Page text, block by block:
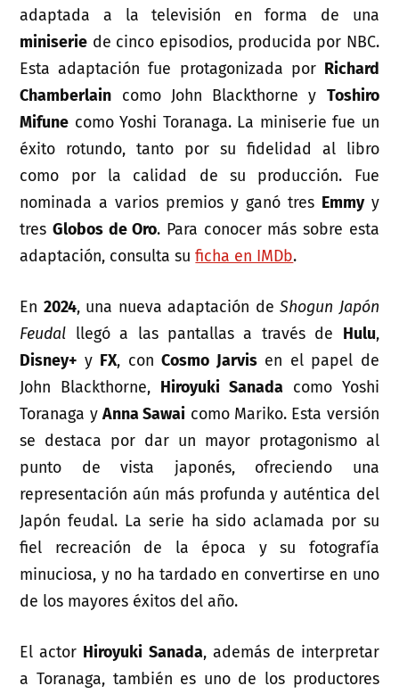
adaptada a la televisión en forma de una
miniserie de cinco episodios, producida por NBC.
Esta adaptación fue protagonizada por Richard
Chamberlain como John Blackthorne y Toshiro
Mifune como Yoshi Toranaga. La miniserie fue un
éxito rotundo, tanto por su fidelidad al libro
como por la calidad de su producción. Fue
nominada a varios premios y ganó tres Emmyy
tresGlobos de Oro. Para conocer más sobre esta
adaptación, consulta suficha en IMDb.
En 2024, una nueva adaptación deShogun Japón
Feudal llegó a las pantallas a través de Hulu,
Disney+ y FX, conCosmo Jarvisen el papel de
John Blackthorne, Hiroyuki Sanadacomo Yoshi
Toranaga yAnna Sawai como Mariko. Esta versión
se destaca por dar un mayor protagonismo al
punto de vista japonés, ofreciendo una
representación aún más profunda y auténtica del
Japón feudal. La serie ha sido aclamada por su
fiel recreación de la época y su fotografía
minuciosa, y no ha tardado en convertirse en uno
de los mayores éxitos del año.
El actor Hiroyuki Sanada, además de interpretar
a Toranaga, también es uno de los productores